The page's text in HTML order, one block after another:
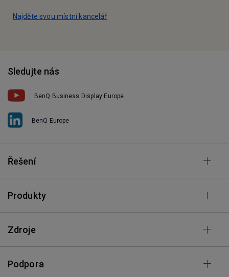
Najděte svou místní kancelář
Sledujte nás
BenQ Business Display Europe
BenQ Europe
Řešení
Produkty
Zdroje
Podpora